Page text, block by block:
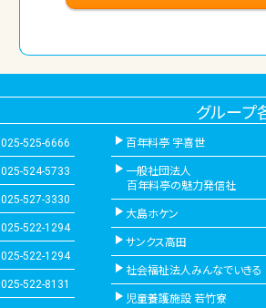
グループ
025-525-6666
025-524-5733
025-527-3330
025-522-1294
025-522-1294
025-522-8131
百年料亭 宇喜世
一般社団法人
百年料亭の魅力発信社
大島ホケン
サンクス高田
社会福祉法人みんなでいきる
児童養護施設 若竹寮